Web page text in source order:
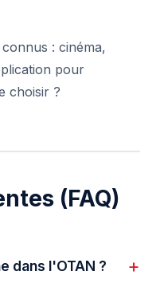
: cinéma,
pour
choisir ?
(FAQ)
dans l'OTAN ?